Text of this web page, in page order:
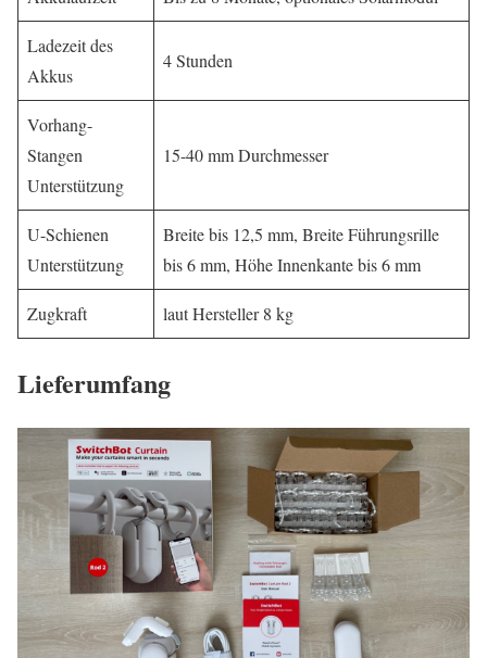
Ladezeit des
Akkus
4 Stunden
Vorhang-
Stangen
Unterstützung
15-40 mm Durchmesser
U-Schienen
Unterstützung
Breite bis 12,5 mm, Breite Führungsrille
bis 6 mm, Höhe Innenkante bis 6 mm
Zugkraft laut Hersteller 8 kg
Lieferumfang